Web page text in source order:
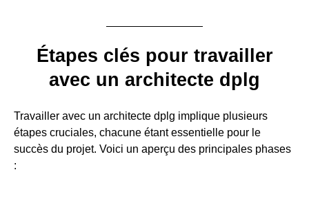
Étapes clés pour travailler
avec un architecte dplg
Travailler avec un architecte dplg implique plusieurs
étapes cruciales, chacune étant essentielle pour le
succès du projet. Voici un aperçu des principales phases
: